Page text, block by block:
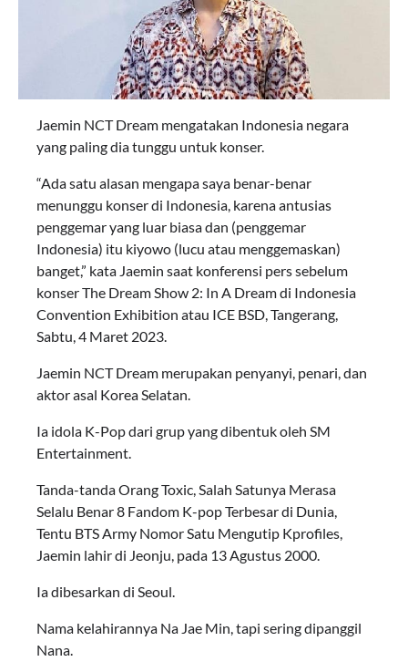
Jaemin NCT Dream mengatakan Indonesia negara
yang paling dia tunggu untuk konser.
“Ada satu alasan mengapa saya benar-benar
menunggu konser di Indonesia, karena antusias
penggemar yang luar biasa dan (penggemar
Indonesia) itu kiyowo (lucu atau menggemaskan)
banget,” kata Jaemin saat konferensi pers sebelum
konser The Dream Show 2: In A Dream di Indonesia
Convention Exhibition atau ICE BSD, Tangerang,
Sabtu, 4 Maret 2023.
Jaemin NCT Dream merupakan penyanyi, penari, dan
aktor asal Korea Selatan.
Ia idola K-Pop dari grup yang dibentuk oleh SM
Entertainment.
Tanda-tanda Orang Toxic, Salah Satunya Merasa
Selalu Benar 8 Fandom K-pop Terbesar di Dunia,
Tentu BTS Army Nomor Satu Mengutip Kprofiles,
Jaemin lahir di Jeonju, pada 13 Agustus 2000.
Ia dibesarkan di Seoul.
Nama kelahirannya Na Jae Min, tapi sering dipanggil
Nana.